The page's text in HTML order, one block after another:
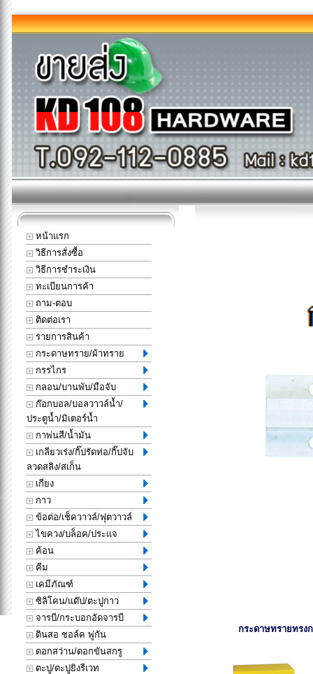
หน้าแรก
วิธีการสั่งซื้อ
วิธีการชำระเงิน
ทะเบียนการค้า
ถาม-ตอบ
ติดต่อเรา
รายการสินค้า
กระดาษทราย/ผ้าทราย
กรรไกร
กลอน/บานพับ/มือจับ
ก๊อกบอล/บอลวาวล์น้ำ/
ประตูน้ำ/มิเตอร์น้ำ
กาพ่นสี/น้ำมัน
เกลียวเร่ง/กิ๊ปรัดท่อ/กิ๊ปจับ
ลวดสลิง/สเก็น
เกียง
กาว
ข้อต่อ/เช็ควาวล์/ฟุตวาวล์
ไขควง/บล็อค/ประแจ
ค้อน
คีม
เคมีภัณฑ์
ซิลิโคน/แด๊ป/ตะปูกาว
จารบี/กระบอกอัดจารบี
ดินสอ ชอล์ค พู่กัน
ดอกสว่าน/ดอกขันสกรู
ตะปู/ตะปูยิงรีเวท
กระดาษทรายทรง